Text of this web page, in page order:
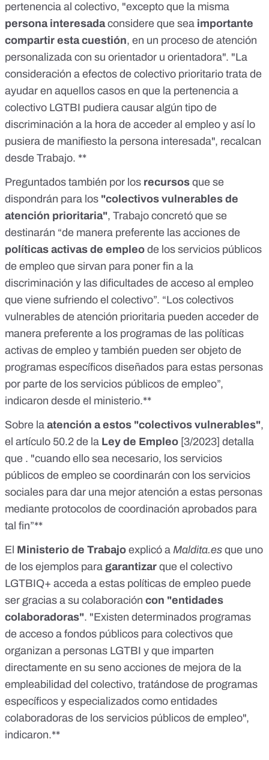
pertenencia al colectivo, "excepto que la misma
persona interesadaconsidere que sea importante
compartir esta cuestión, en un proceso de atención
personalizada con su orientador u orientadora". "La
consideración a efectos de colectivo prioritario trata de
ayudar en aquellos casos en que la pertenencia a
colectivo LGTBI pudiera causar algún tipo de
discriminación a la hora de acceder al empleo y así lo
pusiera de manifiesto la persona interesada", recalcan
desde Trabajo. **
Preguntados también por los recursos que se
dispondrán para los "colectivos vulnerables de
atención prioritaria", Trabajo concretó que se
destinarán “de manera preferente las acciones de
políticas activas de empleo de los servicios públicos
de empleo que sirvan para poner fin a la
discriminación y las dificultades de acceso al empleo
que viene sufriendo el colectivo”. “Los colectivos
vulnerables de atención prioritaria pueden acceder de
manera preferente a los programas de las políticas
activas de empleo y también pueden ser objeto de
programas específicos diseñados para estas personas
por parte de los servicios públicos de empleo”,
indicaron desde el ministerio.**
Sobre la atención a estos "colectivos vulnerables",
el artículo 50.2 de la Ley de Empleo [3/2023] detalla
que . "cuando ello sea necesario, los servicios
públicos de empleo se coordinarán con los servicios
sociales para dar una mejor atención a estas personas
mediante protocolos de coordinación aprobados para
tal fin”**
El Ministerio de Trabajo explicó a Maldita.es que uno
de los ejemplos para garantizar que el colectivo
LGTBIQ+ acceda a estas políticas de empleo puede
ser gracias a su colaboración con "entidades
colaboradoras". "Existen determinados programas
de acceso a fondos públicos para colectivos que
organizan a personas LGTBI y que imparten
directamente en su seno acciones de mejora de la
empleabilidad del colectivo, tratándose de programas
específicos y especializados como entidades
colaboradoras de los servicios públicos de empleo",
indicaron.**